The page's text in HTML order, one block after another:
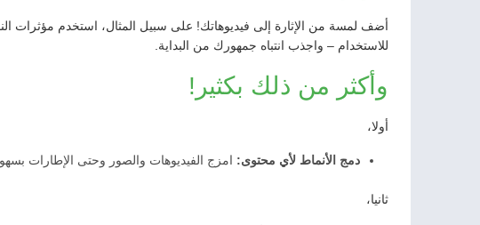
أضف لمسة من الإثارة إلى فيديوهاتك! على سبيل المثال، استخدم مؤثرات
للاستخدام – واجذب انتباه جمهورك من البداية.
وأكثر من ذلك بكثير!
أولا،
دمج الأنماط لأي محتوى: امزج الفيديوهات والصور وحتى الإطارات
ثانيا،